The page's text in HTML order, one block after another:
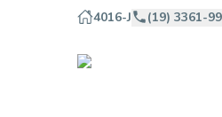
4016-J (19) 3361-